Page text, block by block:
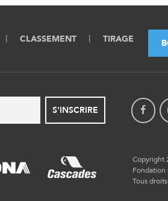
CLASSEMENT TIRAGE
S'INSCRIRE
Copyright
Fondation
Tous